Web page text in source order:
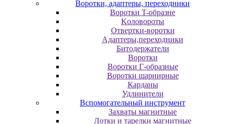
Воротки, адаптеры, переходники
Bopoтки T-oбpaзне
Koлoвopoты
Oтвepтки-вopoтки
Адаптеры,переходники
Битодержатели
Воротки
Воротки Г-образные
Воротки шарнирные
Карданы
Удлинители
Вспомогательный инструмент
Захваты магнитные
Лотки и тарелки магнитные